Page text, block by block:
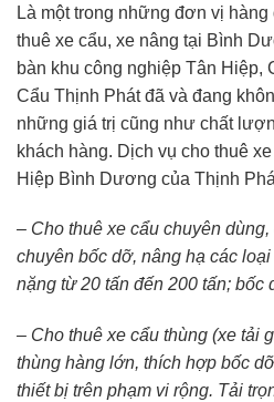
Là một trong những đơn vị
thuê xe cẩu, xe nâng tại Bình
bàn khu công nghiệp Tân Hiệp,
Cẩu Thịnh Phát đã và đang
những giá trị cũng như chất
khách hàng. Dịch vụ cho thuê
Hiệp Bình Dương của Thịnh
– Cho thuê xe cẩu chuyên
chuyên bốc dỡ, nâng hạ các
nặng từ 20 tấn đến 200 tấn;
– Cho thuê xe cẩu thùng (xe tải
thùng hàng lớn, thích hợp bốc
thiết bị trên phạm vi rộng. Tải